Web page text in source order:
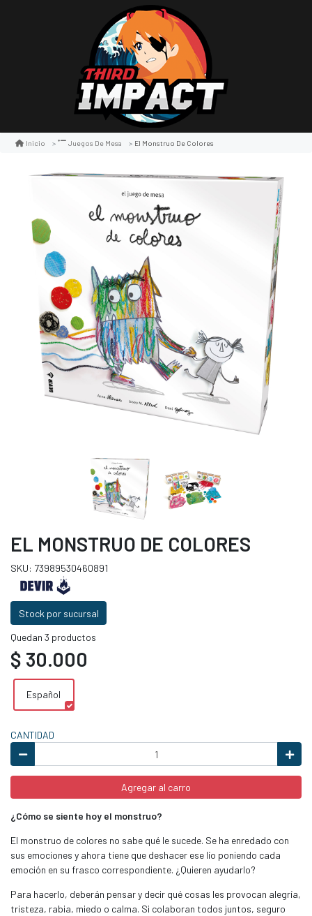
Inicio Juegos De Mesa El Monstruo De Colores
EL MONSTRUO DE COLORES
SKU: 73989530460891
Stock por sucursal
Quedan 3 productos
$ 30.000
Español
CANTIDAD
Agregar al carro
¿Cómo se siente hoy el monstruo?
El monstruo de colores no sabe qué le sucede. Se ha enredado con
sus emociones y ahora tiene que deshacer ese lío poniendo cada
emoción en su frasco correspondiente. ¿Quieren ayudarlo?
Para hacerlo, deberán pensar y decir qué cosas les provocan alegría,
tristeza, rabia, miedo o calma. Si colaboran todos juntos, seguro